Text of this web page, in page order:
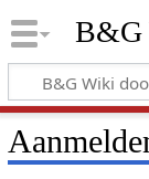
B&G